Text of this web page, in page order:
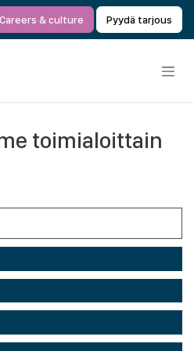
Careers & culture Pyydä tarjous
toimialoittain